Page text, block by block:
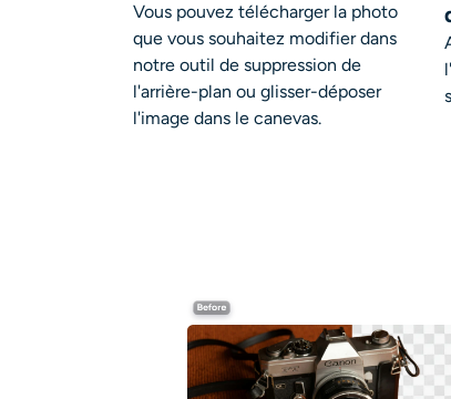
Vous pouvez télécharger la photo
que vous souhaitez modifier dans
notre outil de suppression de
l'arrière-plan ou glisser-déposer
l'image dans le canevas.